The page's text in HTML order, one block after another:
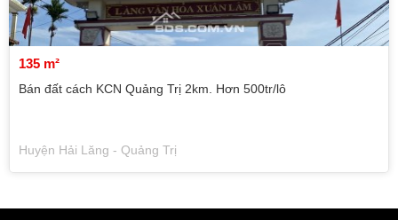
135 m²
Bán đất cách KCN Quảng Trị 2km. Hơn 500tr/lô
Huyện Hải Lăng - Quảng Trị